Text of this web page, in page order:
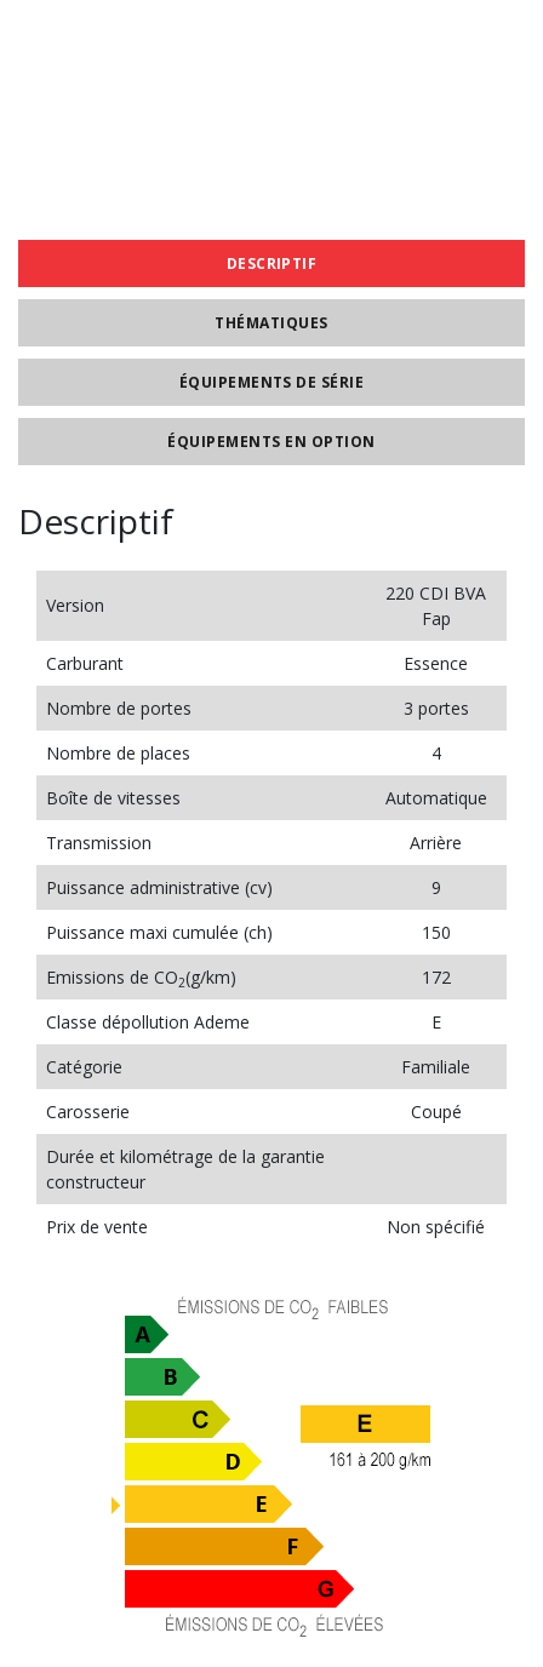
DESCRIPTIF
THÉMATIQUES
ÉQUIPEMENTS DE SÉRIE
ÉQUIPEMENTS EN OPTION
Descriptif
Version
220 CDI BVA
Fap
Carburant
Essence
Nombre de portes
3 portes
Nombre de places
4
Boîte de vitesses
Automatique
Transmission
Arrière
Puissance administrative (cv)
9
Puissance maxi cumulée (ch)
150
Emissions de CO2(g/km)
172
Classe dépollution Ademe
E
Catégorie
Familiale
Carosserie
Coupé
Durée et kilométrage de la garantie
constructeur
Prix de vente
Non spécifié